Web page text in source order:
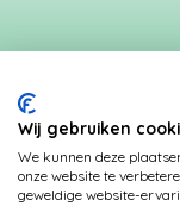
Wij gebruiken
We kunnen deze
onze website te
geweldige website-